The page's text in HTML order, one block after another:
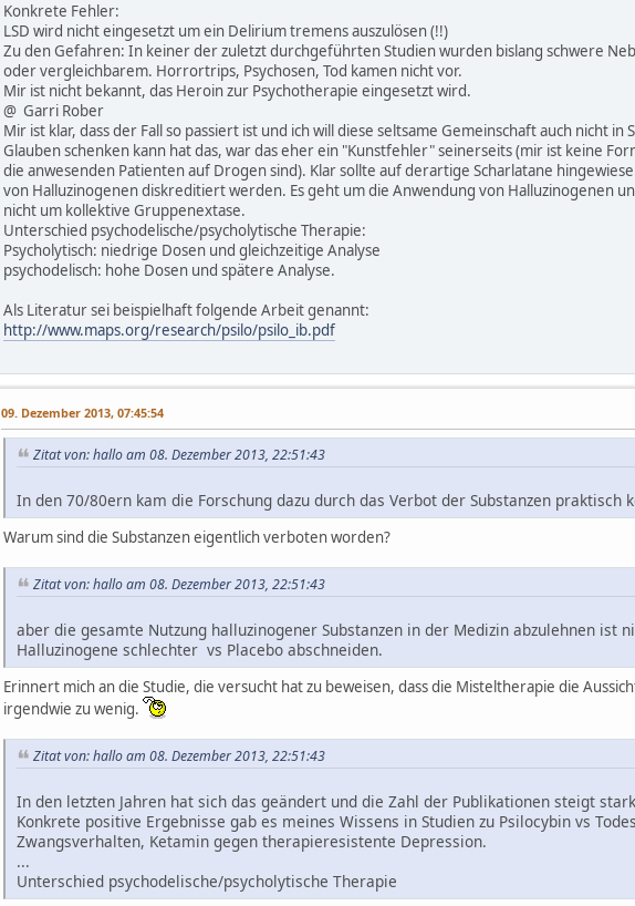
Konkrete Fehler:
LSD wird nicht eingesetzt um ein Delirium tremens auszulösen (!!)
Zu den Gefahren: In keiner der zuletzt durchgeführten Studien wurden bislang schwere
oder vergleichbarem. Horrortrips, Psychosen, Tod kamen nicht vor.
Mir ist nicht bekannt, das Heroin zur Psychotherapie eingesetzt wird.
@ Garri Rober
Mir ist klar, dass der Fall so passiert ist und ich will diese seltsame Gemeinschaft auch nicht
Glauben schenken kann hat das, war das eher ein "Kunstfehler" seinerseits (mir ist keine
die anwesenden Patienten auf Drogen sind). Klar sollte auf derartige Scharlatane
von Halluzinogenen diskreditiert werden. Es geht um die Anwendung von Halluzinogenen
nicht um kollektive Gruppenextase.
Unterschied psychodelische/psycholytische Therapie:
Psycholytisch: niedrige Dosen und gleichzeitige Analyse
psychodelisch: hohe Dosen und spätere Analyse.
Als Literatur sei beispielhaft folgende Arbeit genannt:
http://www.maps.org/research/psilo/psilo_ib.pdf
09. Dezember 2013, 07:45:54
Zitat von: hallo am 08. Dezember 2013, 22:51:43
In den 70/80ern kam die Forschung dazu durch das Verbot der Substanzen praktisch
Warum sind die Substanzen eigentlich verboten worden?
Zitat von: hallo am 08. Dezember 2013, 22:51:43
aber die gesamte Nutzung halluzinogener Substanzen in der Medizin abzulehnen
Halluzinogene schlechter vs Placebo abschneiden.
Erinnert mich an die Studie, die versucht hat zu beweisen, dass die Misteltherapie die
irgendwie zu wenig.
Zitat von: hallo am 08. Dezember 2013, 22:51:43
In den letzten Jahren hat sich das geändert und die Zahl der Publikationen steigt
Konkrete positive Ergebnisse gab es meines Wissens in Studien zu Psilocybin vs
Zwangsverhalten, Ketamin gegen therapieresistente Depression.
...
Unterschied psychodelische/psycholytische Therapie